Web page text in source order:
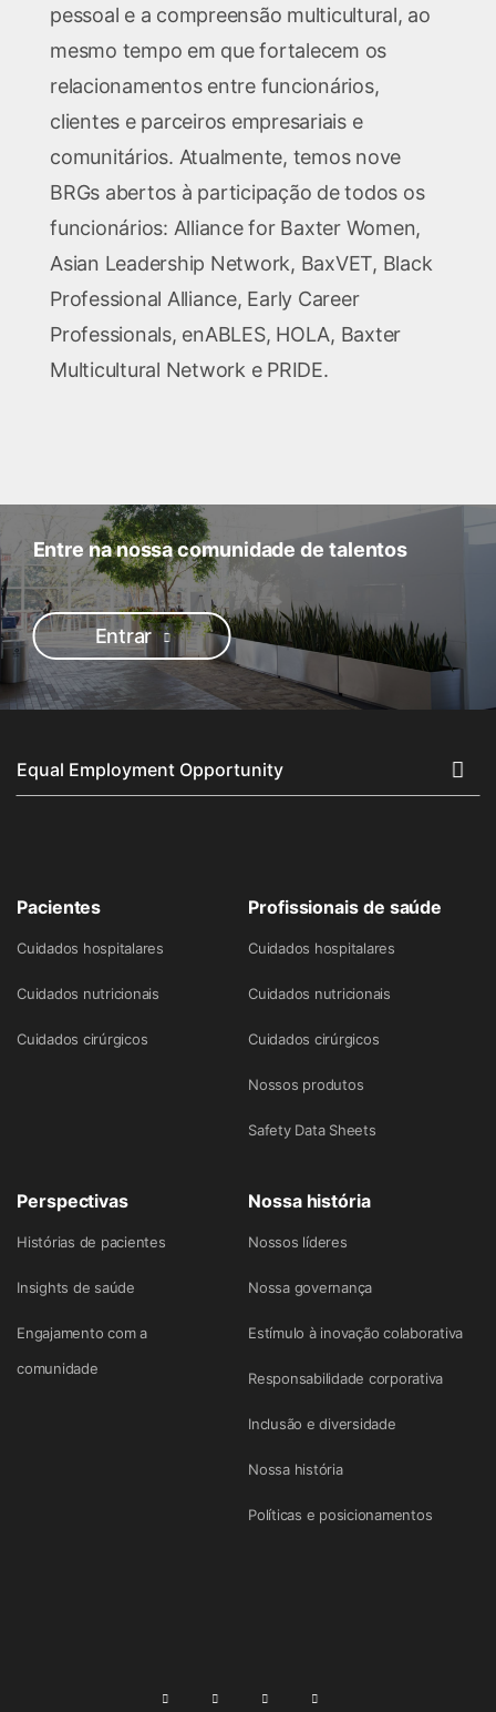
pessoal e a compreensão multicultural, ao
mesmo tempo em que fortalecem os
relacionamentos entre funcionários,
clientes e parceiros empresariais e
comunitários. Atualmente, temos nove
BRGs abertos à participação de todos os
funcionários: Alliance for Baxter Women,
Asian Leadership Network, BaxVET, Black
Professional Alliance, Early Career
Professionals, enABLES, HOLA, Baxter
Multicultural Network e PRIDE.
Entre na nossa comunidade de talentos
Entrar
Equal Employment Opportunity
Pacientes
Cuidados hospitalares
Cuidados nutricionais
Cuidados cirúrgicos
Profissionais de saúde
Cuidados hospitalares
Cuidados nutricionais
Cuidados cirúrgicos
Nossos produtos
Safety Data Sheets
Perspectivas
Histórias de pacientes
Insights de saúde
Engajamento com a
comunidade
Nossa história
Nossos líderes
Nossa governança
Estímulo à inovação colaborativa
Responsabilidade corporativa
Inclusão e diversidade
Nossa história
Políticas e posicionamentos